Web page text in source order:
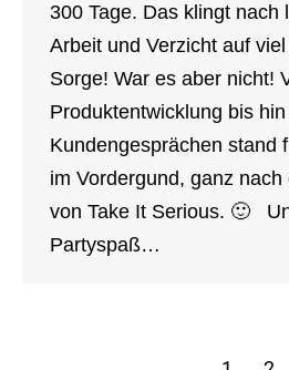
300 Tage. Das klingt nach
Arbeit und Verzicht auf
Sorge! War es aber nicht!
Produktentwicklung bis
Kundengesprächen stand
im Vordergund, ganz
von Take It Serious. 🙂
Partyspaß…